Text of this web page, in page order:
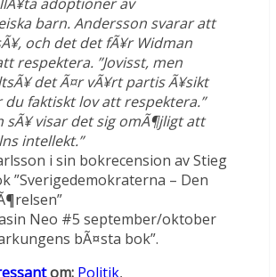
barn. Andersson svarar att
och det det fÃ¥r Widman
respektera. ”Jovisst, men
det Ã¤r vÃ¥rt partis Ã¥sikt
du faktiskt lov att respektera.”
sÃ¥ visar det sig omÃ¶jligt att
intellekt.”
i sin bokrecension av Stieg
”Sverigedemokraterna – Den
Neo #5 september/oktober
bÃ¤sta bok”.
om: Politik,